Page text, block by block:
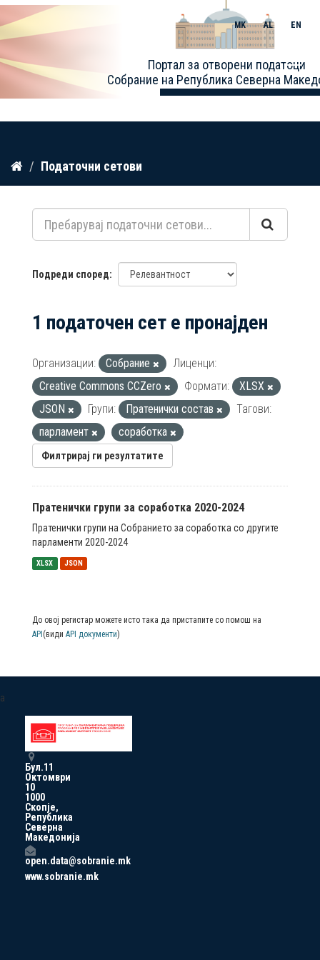
Прескокнете
содржина
Портал за отворени податоци
Собрание на Република Северна
MK AL EN
Toggle
Податочни сетови
Подреди според
1 податочен сет е пронајден
Организации: Собрание
Лиценци:
Creative Commons CCZero
Формати:
XLSX
JSON
Групи: Пратенички состав
Тагови:
парламент
соработка
Филтрирај ги резултатите
Пратенички групи за соработка 2020-2024
Пратенички групи на Собранието за соработка со другите
парламенти 2020-2024
XLSX JSON
До овој регистар можете исто така да пристапите со помош на
API (види API документи)
a
Бул.11
Октомври
10
1000
Скопје,
Република
Северна
Македонија
open.data@sobranie.mk
www.sobranie.mk